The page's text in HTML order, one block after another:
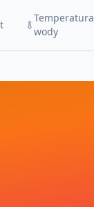
Temperatura
wody